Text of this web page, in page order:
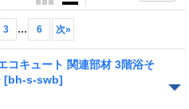
3 ... 6 次»
コキュート 関連部材 3階浴そ
[bh-s-swb]